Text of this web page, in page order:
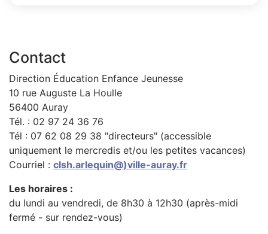
Contact
Direction Éducation Enfance Jeunesse
10 rue Auguste La Houlle
56400 Auray
Tél. : 02 97 24 36 76
Tél : 07 62 08 29 38 "directeurs" (accessible
uniquement le mercredis et/ou les petites vacances)
Courriel : clsh.arlequin@)ville-auray.fr
Les horaires :
du lundi au vendredi, de 8h30 à 12h30 (après-midi
fermé - sur rendez-vous)